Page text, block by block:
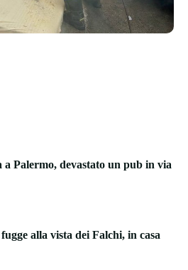
Palermo, devastato un pub in via
alla vista dei Falchi, in casa